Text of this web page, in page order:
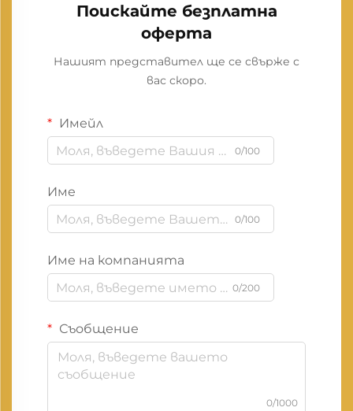
Поискайте безплатна
оферта
Нашият представител ще се свърже с
вас скоро.
Имейл
0/100
Име
0/100
Име на компанията
0/200
Съобщение
0/1000